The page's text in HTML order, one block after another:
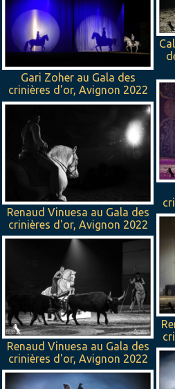
Gari Zoher au Gala des
crinières d'or, Avignon 2022
Renaud Vinuesa au Gala des
crinières d'or, Avignon 2022
Renaud Vinuesa au Gala des
crinières d'or, Avignon 2022